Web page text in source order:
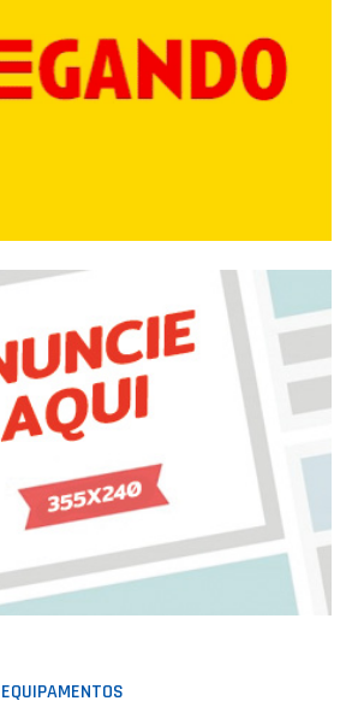
EQUIPAMENTOS